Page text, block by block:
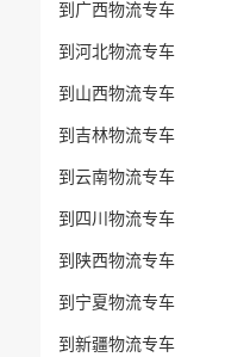
到广西物流专车
到河北物流专车
到山西物流专车
到吉林物流专车
到云南物流专车
到四川物流专车
到陕西物流专车
到宁夏物流专车
到新疆物流专车